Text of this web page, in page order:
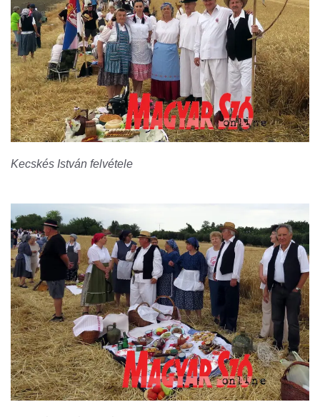
Kecskés István felvétele